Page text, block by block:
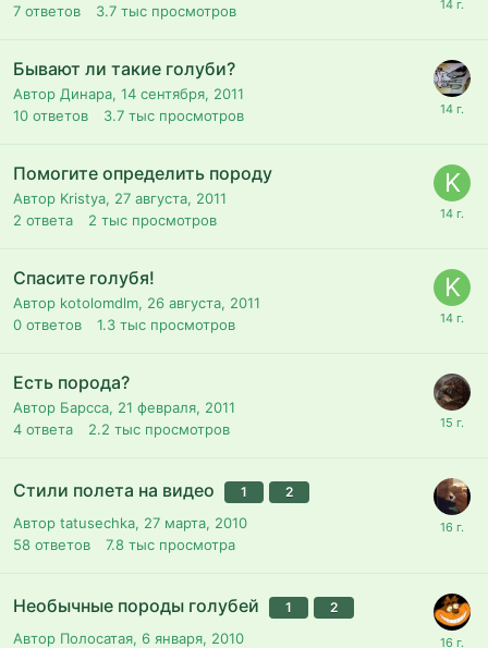
7 ответов 3.7 тыс просмотров
Бывают ли такие голуби?
Автор Динара, 14 сентября, 2011
10 ответов 3.7 тыс просмотров
Помогите определить породу
Автор Kristya, 27 августа, 2011
2 ответа 2 тыс просмотров
Спасите голубя!
Автор kotolomdlm, 26 августа, 2011
0 ответов 1.3 тыс просмотров
Есть порода?
Автор Барсса, 21 февраля, 2011
4 ответа 2.2 тыс просмотров
Стили полета на видео 1 2
Автор tatusechka, 27 марта, 2010
58 ответов 7.8 тыс просмотра
Необычные породы голубей 1 2
Автор Полосатая, 6 января, 2010